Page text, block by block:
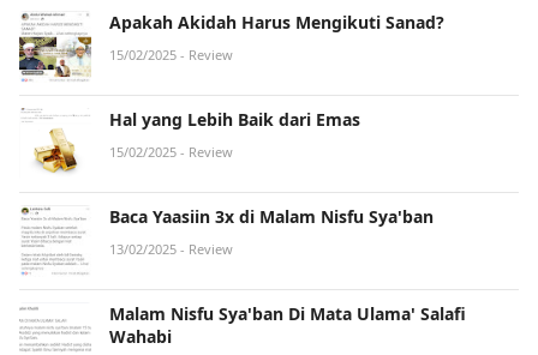
Apakah Akidah Harus Mengikuti Sanad?
15/02/2025 - Review
Hal yang Lebih Baik dari Emas
15/02/2025 - Review
Baca Yaasiin 3x di Malam Nisfu Sya'ban
13/02/2025 - Review
Malam Nisfu Sya'ban Di Mata Ulama' Salafi
Wahabi